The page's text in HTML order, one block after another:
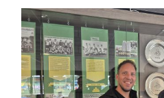
Trainingsschema
Leden